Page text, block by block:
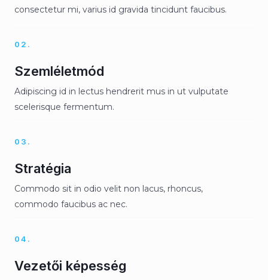
consectetur mi, varius id gravida tincidunt faucibus.
02.
Szemléletmód
Adipiscing id in lectus hendrerit mus in ut vulputate
scelerisque fermentum.
03.
Stratégia
Commodo sit in odio velit non lacus, rhoncus,
commodo faucibus ac nec.
04.
Vezetői képesség